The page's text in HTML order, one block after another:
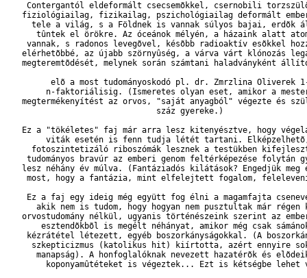
Contergantól eldeformált csecsemõkkel, csernobili
fiziológiailag, fizikailag, pszichológiailag deformált
tele a világ, s a Földnek is vannak súlyos bajai, erdõk
tûntek el örökre. Az óceánok mélyén, a házaink alatt
vannak, s radonos levegõvel, késõbb radioaktív esõkkel
elérhetõbbé, az újabb szörnyûség, a várva várt klónozás
megteremtõdését, melynek során számtani haladványként
elõ a most tudományoskodó pl. dr. Zmrzlina Oliverek
n-faktoriálisig. (Ismeretes olyan eset, amikor a
megtermékenyítést az orvos, "saját anyagból" végezte és
                               száz gyereke.)
Ez a "tökéletes" faj már arra lesz kitenyésztve, hogy
viták esetén is fenn tudja létét tartani.
fotoszintetizáló riboszómák lesznek a testükben
tudományos bravúr az emberi genom feltérképezése folytán
lesz néhány év múlva. (Fantáziadós kilátások? Engedjük meg
most, hogy a fantázia, mint elfelejtett fogalom,
Ez a faj egy ideig még együtt fog élni a magamfajta
akik nem is tudom, hogy hogyan nem pusztultak már régen
orvostudomány nélkül, ugyanis történészeink szerint az
esztendõkbõl is megélt néhányat, amikor még csak
kézrátétel létezett, egyéb boszorkányságokkal. (A
szkepticizmus (katolikus hit) kiírtotta, azért ennyire
manapság). A honfoglalóknak nevezett hazatérõk és
koponyamûtéteket is végeztek... Ezt is kétségbe lehet